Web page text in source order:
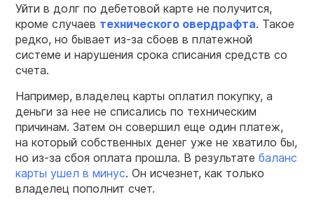
Уйти в долг по дебетовой карте не получится,
кроме случаев технического овердрафта. Такое
редко, но бывает из-за сбоев в платежной
системе и нарушения срока списания средств со
счета.
Например, владелец карты оплатил покупку, а
деньги за нее не списались по техническим
причинам. Затем он совершил еще один платеж,
на который собственных денег уже не хватило бы,
но из-за сбоя оплата прошла. В результате баланс
карты ушел в минус. Он исчезнет, как только
владелец пополнит счет.